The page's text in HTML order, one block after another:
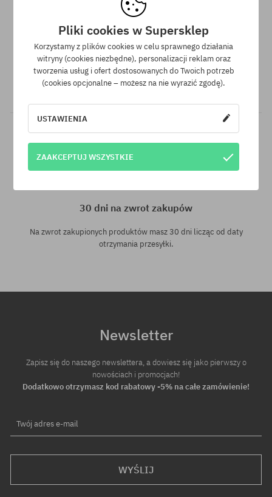
Gwarancja najniższej ceny
Mamy najlepsze ceny, ale jeśli udałoby Ci się znaleźć dokładnie
ten sam produkt w innym sklepie, w niższej cenie - specjalnie
dla Ciebie również obniżymy jego cenę!
30 dni na zwrot zakupów
Na zwrot zakupionych produktów masz 30 dni licząc od daty
otrzymania przesyłki.
Newsletter
Zapisz się do naszego newslettera, a dowiesz się jako pierwszy o
nowościach i promocjach!
Dodatkowo otrzymasz kod rabatowy -5% na całe zamówienie!
Twój adres e-mail
WYŚLIJ
Pliki cookies w Supersklep
Korzystamy z plików cookies w celu sprawnego działania
witryny (cookies niezbędne), personalizacji reklam oraz
tworzenia usług i ofert dostosowanych do Twoich potrzeb
(cookies opcjonalne – możesz na nie wyrazić zgodę).
USTAWIENIA
ZAAKCEPTUJ WSZYSTKIE